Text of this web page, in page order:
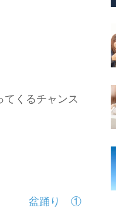
くるチャンス
盆踊り ①